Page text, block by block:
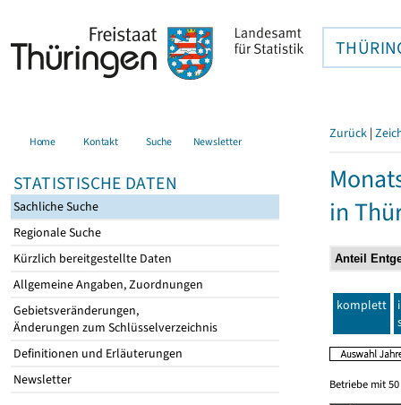
Home Kontakt Suche Newsletter
STATISTISCHE DATEN
Sachliche Suche
Regionale Suche
Kürzlich bereitgestellte Daten
Allgemeine Angaben, Zuordnungen
Gebietsveränderungen,
Änderungen zum Schlüsselverzeichnis
Definitionen und Erläuterungen
Newsletter
Zurück |
in
komplett
Betriebe mit